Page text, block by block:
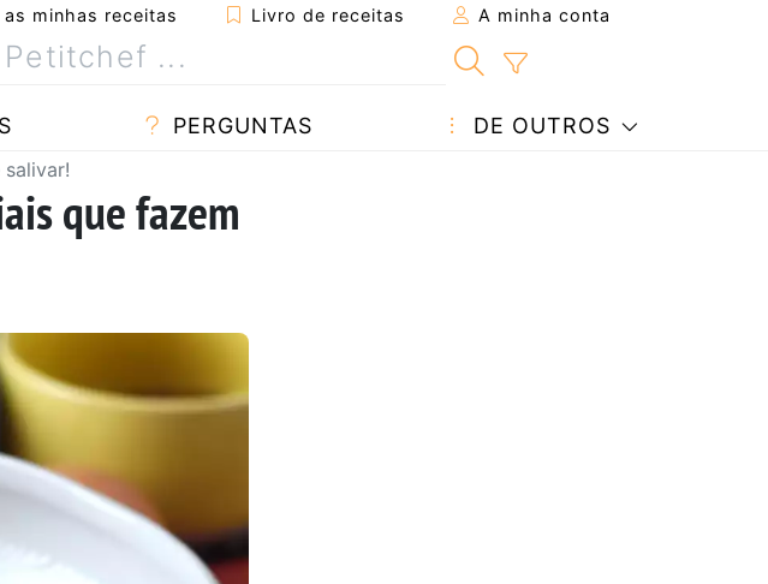
minhas receitas Livro de receitas A minha conta
PERGUNTAS DE OUTROS
que fazem